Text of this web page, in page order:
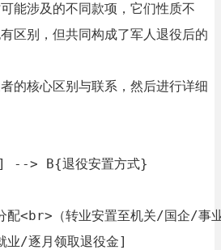
能涉及的不同款项，它们性质不
区别，但共同构成了军人退役后的
的核心区别与联系，然后进行详细
--> B{退役安置方式}
<br>（转业安置至机关/国企/事
/逐月领取退役金]